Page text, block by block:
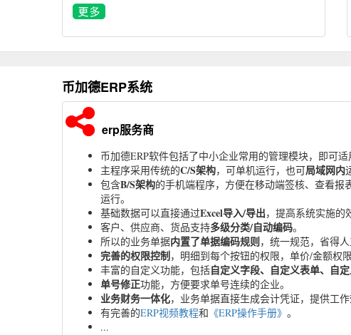
币加德ERP系统
erp服务商
币加德ERP软件包括了中小企业常用的管理模块，即可
主程序采用传统的C/S架构，可单机运行，也可局域网内
包含B/S架构的手机端程序，方便在移动端签核、查看报
运行。
基础数据可以直接通过Excel导入/导出，提高系统实施的
客户、供应商、货品支持多级分类/自动编码。
所以的业务单据内置了单据编码规则，统一规范，省得人
完善的权限控制，明细到每个按钮的权限，单价/金额权
丰富的自定义功能，包括自定义字段、自定义表单、自
单号修正功能，方便要求单号连续的企业。
业务财务一体化，业务单据直接生成会计凭证，提供工作
有完善的ERP视频教程和 《ERP操作手册》 。
...